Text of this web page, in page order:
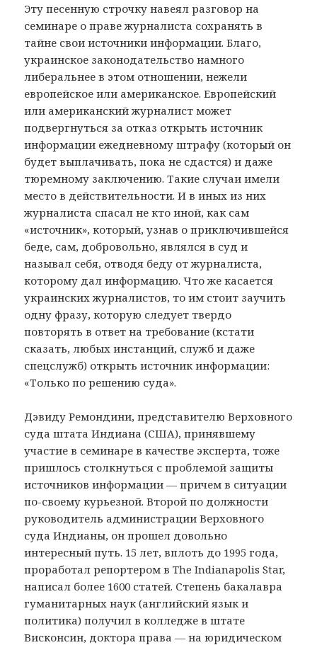
Эту песенную строчку навеял разговор на
семинаре о праве журналиста сохранять в
тайне свои источники информации. Благо,
украинское законодательство намного
либеральнее в этом отношении, нежели
европейское или американское. Европейский
или американский журналист может
подвергнуться за отказ открыть источник
информации ежедневному штрафу (который он
будет выплачивать, пока не сдастся) и даже
тюремному заключению. Такие случаи имели
место в действительности. И в иных из них
журналиста спасал не кто иной, как сам
«источник», который, узнав о приключившейся
беде, сам, добровольно, являлся в суд и
называл себя, отводя беду от журналиста,
которому дал информацию. Что же касается
украинских журналистов, то им стоит заучить
одну фразу, которую следует твердо
повторять в ответ на требование (кстати
сказать, любых инстанций, служб и даже
спецслужб) открыть источник информации:
«Только по решению суда».
Дэвиду Ремондини, представителю Верховного
суда штата Индиана (США), принявшему
участие в семинаре в качестве эксперта, тоже
пришлось столкнуться с проблемой защиты
источников информации — причем в ситуации
по-своему курьезной. Второй по должности
руководитель администрации Верховного
суда Индианы, он прошел довольно
интересный путь. 15 лет, вплоть до 1995 года,
проработал репортером в The Indianapolis Star,
написал более 1600 статей. Степень бакалавра
гуманитарных наук (английский язык и
политика) получил в колледже в штате
Висконсин, доктора права — на юридическом